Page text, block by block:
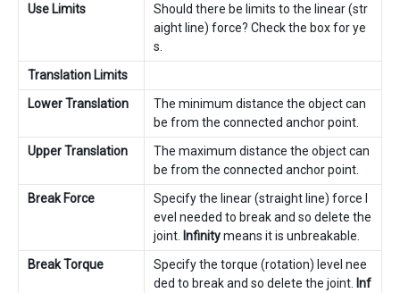
Use Limits
Should there be limits to the linear (str
aight line) force? Check the box for ye
s.
Translation Limits
Lower Translation
The minimum distance the object can
be from the connected anchor point.
Upper Translation
The maximum distance the object can
be from the connected anchor point.
Break Force
Specify the linear (straight line) force l
evel needed to break and so delete the
joint. Infinitymeans it is unbreakable.
Break Torque
Specify the torque (rotation) level nee
ded to break and so delete the joint. Inf